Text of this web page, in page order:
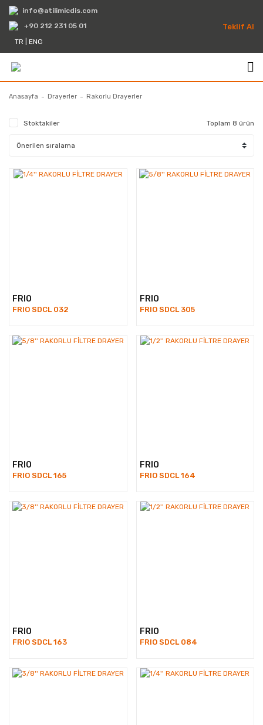
info@atilimicdis.com
+90 212 231 05 01
TR
ENG
Teklif Al
Anasayfa Drayerler Rakorlu Drayerler
Stoktakiler Toplam 8 ürün
FRIO
FRIO SDCL 032
FRIO
FRIO SDCL 305
FRIO
FRIO SDCL 165
FRIO
FRIO SDCL 164
FRIO
FRIO SDCL 163
FRIO
FRIO SDCL 084